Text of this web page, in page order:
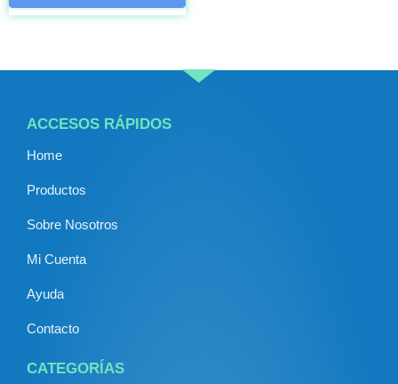
ACCESOS RÁPIDOS
Home
Productos
Sobre Nosotros
Mi Cuenta
Ayuda
Contacto
CATEGORÍAS